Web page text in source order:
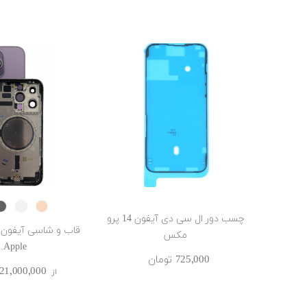
چسب دور ال سی دی آیفون 14 پرو
مکس
725٬000 ‎تومان
GOLD
Apple...
از 21٬000٬000 ‎تومان